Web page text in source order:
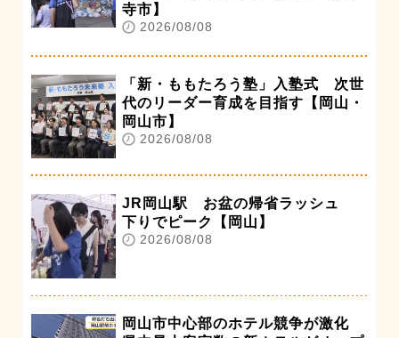
寺市】
2026/08/08
「新・ももたろう塾」入塾式 次世
代のリーダー育成を目指す【岡山・
岡山市】
2026/08/08
JR岡山駅 お盆の帰省ラッシュ
下りでピーク【岡山】
2026/08/08
岡山市中心部のホテル競争が激化